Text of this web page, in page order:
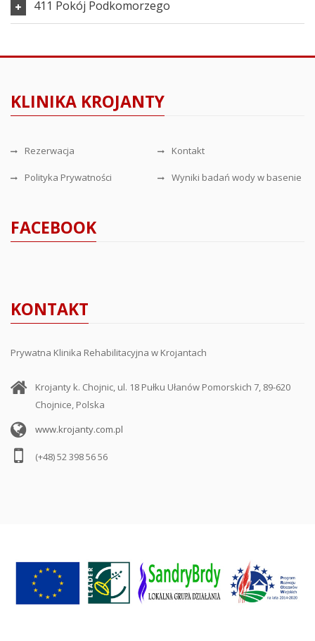
411 Pokój Podkomorzego
KLINIKA KROJANTY
Rezerwacja Kontakt
Polityka Prywatności Wyniki badań wody w basenie
FACEBOOK
KONTAKT
Prywatna Klinika Rehabilitacyjna w Krojantach
Krojanty k. Chojnic, ul. 18 Pułku Ułanów Pomorskich 7, 89-620
Chojnice, Polska
www.krojanty.com.pl
(+48) 52 398 56 56